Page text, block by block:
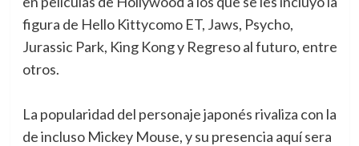
figura de Hello Kittycomo ET, Jaws, Psycho,
Jurassic Park, King Kong y Regreso al futuro, entre
otros.
La popularidad del personaje japonés rivaliza con la
de incluso Mickey Mouse, y su presencia aquí sera